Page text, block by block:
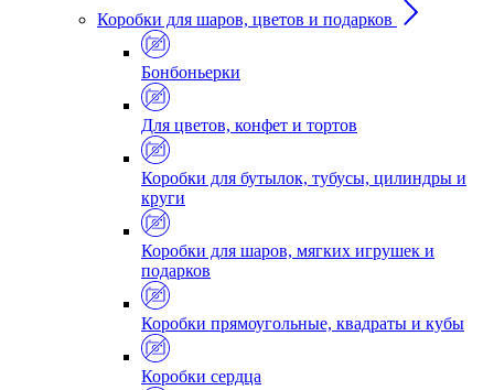
Коробки для шаров, цветов и подарков
Бонбоньерки
Для цветов, конфет и тортов
Коробки для бутылок, тубусы, цилиндры и
круги
Коробки для шаров, мягких игрушек и
подарков
Коробки прямоугольные, квадраты и кубы
Коробки сердца